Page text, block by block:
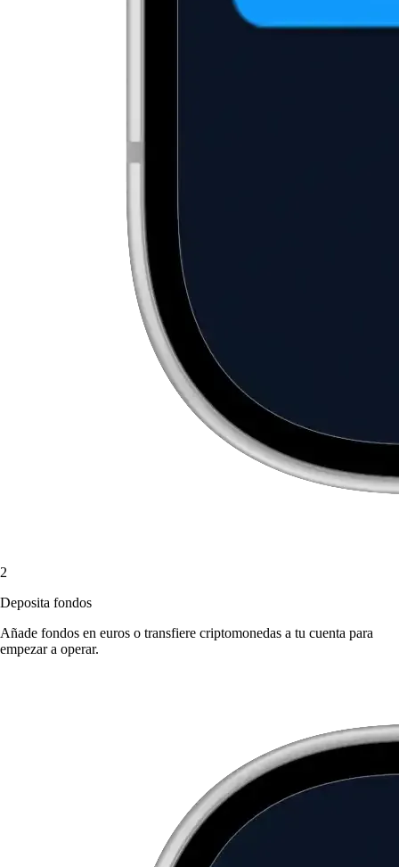
2
Deposita fondos
Añade fondos en euros o transfiere criptomonedas a tu cuenta para
empezar a operar.